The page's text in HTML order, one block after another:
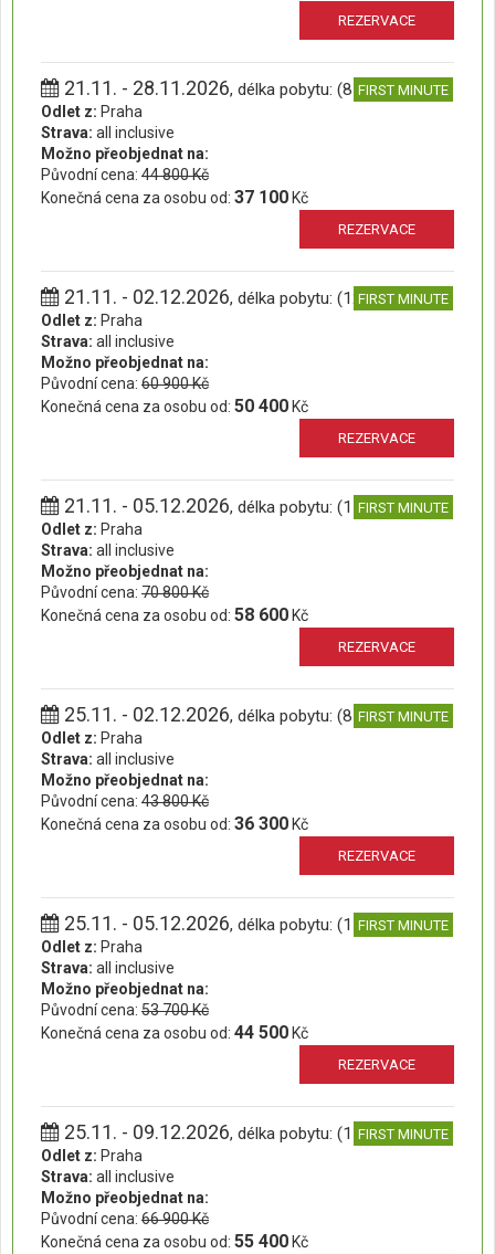
REZERVACE
21.11. - 28.11.2026, délka pobytu: (8 dní)FIRST MINUTE
Odlet z: Praha
Strava: all inclusive
Možno přeobjednat na:
Původní cena: 44 800 Kč
Konečná cena za osobu od: 37 100 Kč
REZERVACE
21.11. - 02.12.2026, délka pobytu: (12 dní)FIRST MINUTE
Odlet z: Praha
Strava: all inclusive
Možno přeobjednat na:
Původní cena: 60 900 Kč
Konečná cena za osobu od: 50 400 Kč
REZERVACE
21.11. - 05.12.2026, délka pobytu: (15 dní)FIRST MINUTE
Odlet z: Praha
Strava: all inclusive
Možno přeobjednat na:
Původní cena: 70 800 Kč
Konečná cena za osobu od: 58 600 Kč
REZERVACE
25.11. - 02.12.2026, délka pobytu: (8 dní)FIRST MINUTE
Odlet z: Praha
Strava: all inclusive
Možno přeobjednat na:
Původní cena: 43 800 Kč
Konečná cena za osobu od: 36 300 Kč
REZERVACE
25.11. - 05.12.2026, délka pobytu: (11 dní)FIRST MINUTE
Odlet z: Praha
Strava: all inclusive
Možno přeobjednat na:
Původní cena: 53 700 Kč
Konečná cena za osobu od: 44 500 Kč
REZERVACE
25.11. - 09.12.2026, délka pobytu: (15 dní)FIRST MINUTE
Odlet z: Praha
Strava: all inclusive
Možno přeobjednat na:
Původní cena: 66 900 Kč
Konečná cena za osobu od: 55 400 Kč